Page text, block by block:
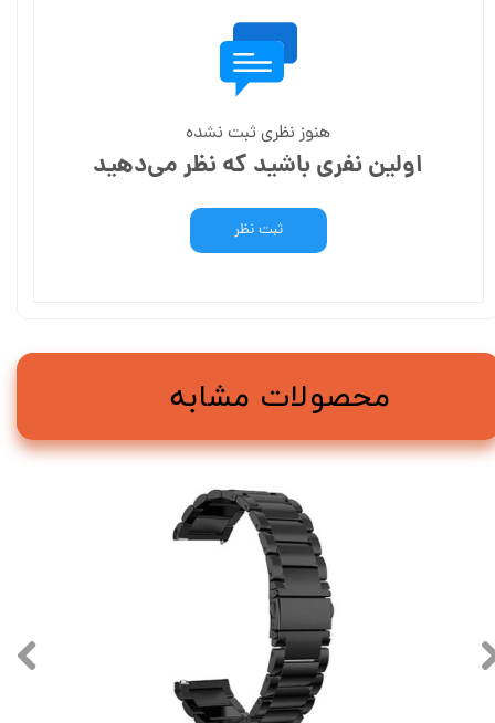
هنوز نظری ثبت نشده
اولین نفری باشید که نظر می‌دهید
ثبت نظر
محصولات مشابه